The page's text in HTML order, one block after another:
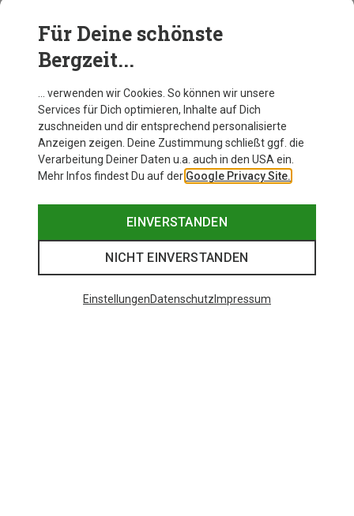
Du sparst 22%
Für Deine schönste
Bergzeit...
… verwenden wir Cookies. So können wir unsere
Services für Dich optimieren, Inhalte auf Dich
zuschneiden und dir entsprechend personalisierte
Anzeigen zeigen. Deine Zustimmung schließt ggf. die
Verarbeitung Deiner Daten u.a. auch in den USA ein.
Mehr Infos findest Du auf der Google Privacy Site.
EINVERSTANDEN
NICHT EINVERSTANDEN
EinstellungenDatenschutz Impressum